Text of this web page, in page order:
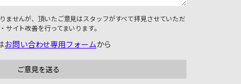
ませんが、頂いたご意見はスタッフがすべて拝見させていただ
イト改善を行ってまいります。
お問い合わせ専用フォームから